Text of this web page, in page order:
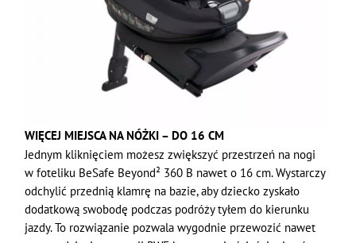
WIĘCEJ MIEJSCA NA NÓŻKI – DO 16 CM
Jednym kliknięciem możesz zwiększyć przestrzeń na nogi
w foteliku BeSafe Beyond² 360 B nawet o 16 cm. Wystarczy
odchylić przednią klamrę na bazie, aby dziecko zyskało
dodatkową swobodę podczas podróży tyłem do kierunku
jazdy. To rozwiązanie pozwala wygodnie przewozić nawet